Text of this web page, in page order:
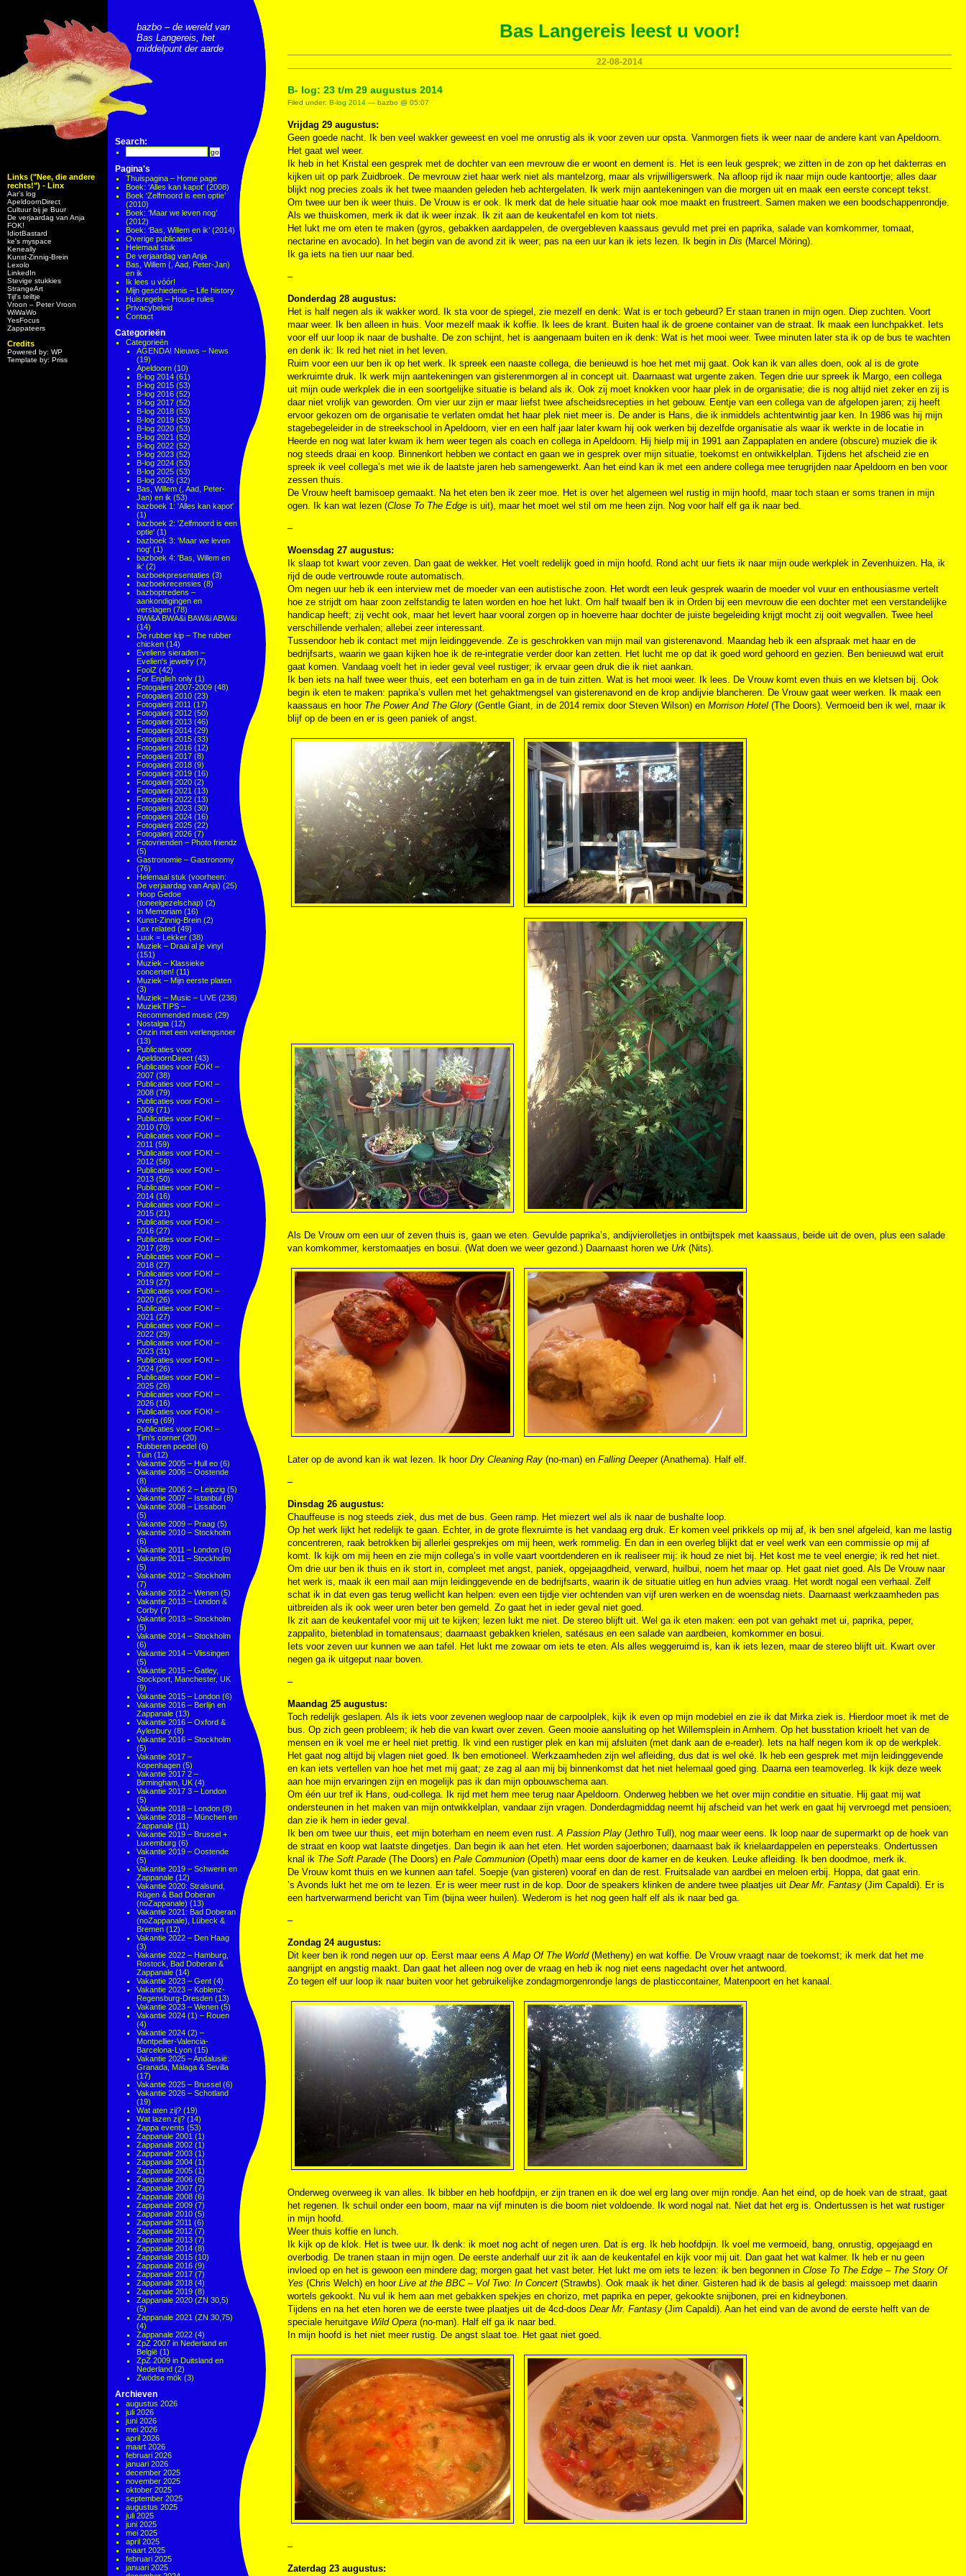
Links ("Nee, die andere
rechts!") - Linx
Aar’s log
ApeldoornDirect
Cultuur bij je Buur
De verjaardag van Anja
FOK!
IdiotBastard
ke's myspace
Keneally
Kunst-Zinnig-Brein
Lexolo
LinkedIn
Stevige stukkies
StrangeArt
Tijl’s teiltje
Vroon – Peter Vroon
WiWaWo
YesFocus
Zappateers
Credits
Powered by: WP
Template by: Priss
bazbo – de wereld van
Bas Langereis, het
middelpunt der aarde
Search:
Pagina's
Thuispagina – Home page
Boek: ‘Alles kan kapot’ (2008)
Boek ‘Zelfmoord is een optie’
(2010)
Boek: ‘Maar we leven nog’
(2012)
Boek: ‘Bas, Willem en ik’ (2014)
Overige publicaties
Helemaal stuk
De verjaardag van Anja
Bas, Willem (, Aad, Peter-Jan)
en ik
Ik lees u vóór!
Mijn geschiedenis – Life history
Huisregels – House rules
Privacybeleid
Contact
Categorieën
Categorieën
AGENDA! Nieuws – News
(19)
Apeldoorn (10)
B-log 2014 (61)
B-log 2015 (53)
B-log 2016 (52)
B-log 2017 (52)
B-log 2018 (53)
B-log 2019 (53)
B-log 2020 (53)
B-log 2021 (52)
B-log 2022 (52)
B-log 2023 (52)
B-log 2024 (53)
B-log 2025 (53)
B-log 2026 (32)
Bas, Willem (, Aad, Peter-
Jan) en ik (53)
bazboek 1: 'Alles kan kapot'
(1)
bazboek 2: 'Zelfmoord is een
optie' (1)
bazboek 3: 'Maar we leven
nog' (1)
bazboek 4: 'Bas, Willem en
ik' (2)
bazboekpresentaties (3)
bazboekrecensies (8)
bazboptredens –
aankondigingen en
verslagen (78)
BWi&A BWA&i BAW&i ABW&i
(14)
De rubber kip – The rubber
chicken (14)
Eveliens sieraden –
Evelien's jewelry (7)
FoolZ (42)
For English only (1)
Fotogalerij 2007-2009 (48)
Fotogalerij 2010 (23)
Fotogalerij 2011 (17)
Fotogalerij 2012 (50)
Fotogalerij 2013 (46)
Fotogalerij 2014 (29)
Fotogalerij 2015 (33)
Fotogalerij 2016 (12)
Fotogalerij 2017 (8)
Fotogalerij 2018 (9)
Fotogalerij 2019 (16)
Fotogalerij 2020 (2)
Fotogalerij 2021 (13)
Fotogalerij 2022 (13)
Fotogalerij 2023 (30)
Fotogalerij 2024 (16)
Fotogalerij 2025 (22)
Fotogalerij 2026 (7)
Fotovrienden – Photo friendz
(5)
Gastronomie – Gastronomy
(76)
Helemaal stuk (voorheen:
De verjaardag van Anja) (25)
Hoop Gedoe
(toneelgezelschap) (2)
In Memoriam (16)
Kunst-Zinnig-Brein (2)
Lex related (49)
Luuk = Lekker (38)
Muziek – Draai al je vinyl
(151)
Muziek – Klassieke
concerten! (11)
Muziek – Mijn eerste platen
(3)
Muziek – Music – LIVE (238)
MuziekTIPS –
Recommended music (29)
Nostalgia (12)
Onzin met een verlengsnoer
(13)
Publicaties voor
ApeldoornDirect (43)
Publicaties voor FOK! –
2007 (38)
Publicaties voor FOK! –
2008 (79)
Publicaties voor FOK! –
2009 (71)
Publicaties voor FOK! –
2010 (70)
Publicaties voor FOK! –
2011 (59)
Publicaties voor FOK! –
2012 (58)
Publicaties voor FOK! –
2013 (50)
Publicaties voor FOK! –
2014 (16)
Publicaties voor FOK! –
2015 (21)
Publicaties voor FOK! –
2016 (27)
Publicaties voor FOK! –
2017 (28)
Publicaties voor FOK! –
2018 (27)
Publicaties voor FOK! –
2019 (27)
Publicaties voor FOK! –
2020 (26)
Publicaties voor FOK! –
2021 (27)
Publicaties voor FOK! –
2022 (29)
Publicaties voor FOK! –
2023 (31)
Publicaties voor FOK! –
2024 (26)
Publicaties voor FOK! –
2025 (26)
Publicaties voor FOK! –
2026 (16)
Publicaties voor FOK! –
overig (69)
Publicaties voor FOK! –
Tim's corner (20)
Rubberen poedel (6)
Tuin (12)
Vakantie 2005 – Hull eo (6)
Vakantie 2006 – Oostende
(8)
Vakantie 2006 2 – Leipzig (5)
Vakantie 2007 – Istanbul (8)
Vakantie 2008 – Lissabon
(5)
Vakantie 2009 – Praag (5)
Vakantie 2010 – Stockholm
(6)
Vakantie 2011 – London (6)
Vakantie 2011 – Stockholm
(5)
Vakantie 2012 – Stockholm
(7)
Vakantie 2012 – Wenen (5)
Vakantie 2013 – London &
Corby (7)
Vakantie 2013 – Stockholm
(5)
Vakantie 2014 – Stockholm
(6)
Vakantie 2014 – Vlissingen
(5)
Vakantie 2015 – Gatley,
Stockport, Manchester, UK
(9)
Vakantie 2015 – London (6)
Vakantie 2016 – Berlijn en
Zappanale (13)
Vakantie 2016 – Oxford &
Aylesbury (8)
Vakantie 2016 – Stockholm
(5)
Vakantie 2017 –
Kopenhagen (5)
Vakantie 2017 2 –
Birmingham, UK (4)
Vakantie 2017 3 – London
(5)
Vakantie 2018 – London (8)
Vakantie 2018 – München en
Zappanale (11)
Vakantie 2019 – Brussel +
Luxemburg (6)
Vakantie 2019 – Oostende
(5)
Vakantie 2019 – Schwerin en
Zappanale (12)
Vakantie 2020: Stralsund,
Rügen & Bad Doberan
(noZappanale) (13)
Vakantie 2021: Bad Doberan
(noZappanale), Lübeck &
Bremen (12)
Vakantie 2022 – Den Haag
(3)
Vakantie 2022 – Hamburg,
Rostock, Bad Doberan &
Zappanale (14)
Vakantie 2023 – Gent (4)
Vakantie 2023 – Koblenz-
Regensburg-Dresden (13)
Vakantie 2023 – Wenen (5)
Vakantie 2024 (1) – Rouen
(4)
Vakantie 2024 (2) –
Montpellier-Valencia-
Barcelona-Lyon (15)
Vakantie 2025 – Andalusië:
Granada, Málaga & Sevilla
(17)
Vakantie 2025 – Brussel (6)
Vakantie 2026 – Schotland
(19)
Wat aten zij? (19)
Wat lazen zij? (14)
Zappa events (53)
Zappanale 2001 (1)
Zappanale 2002 (1)
Zappanale 2003 (1)
Zappanale 2004 (1)
Zappanale 2005 (1)
Zappanale 2006 (6)
Zappanale 2007 (7)
Zappanale 2008 (6)
Zappanale 2009 (7)
Zappanale 2010 (5)
Zappanale 2011 (6)
Zappanale 2012 (7)
Zappanale 2013 (7)
Zappanale 2014 (8)
Zappanale 2015 (10)
Zappanale 2016 (9)
Zappanale 2017 (7)
Zappanale 2018 (4)
Zappanale 2019 (8)
Zappanale 2020 (ZN 30,5)
(5)
Zappanale 2021 (ZN 30,75)
(4)
Zappanale 2022 (4)
ZpZ 2007 in Nederland en
België (1)
ZpZ 2009 in Duitsland en
Nederland (2)
Zwödse mök (3)
Archieven
augustus 2026
juli 2026
juni 2026
mei 2026
april 2026
maart 2026
februari 2026
januari 2026
december 2025
november 2025
oktober 2025
september 2025
augustus 2025
juli 2025
juni 2025
mei 2025
april 2025
maart 2025
februari 2025
januari 2025
Bas Langereis leest u voor!
22-08-2014
B- log: 23 t/m 29 augustus 2014
Filed under: B-log 2014 — bazbo @ 05:07
Vrijdag 29 augustus:
Geen goede nacht. Ik ben veel wakker geweest en voel me onrustig als ik voor zeven uur opsta. Vanmorgen fiets ik weer naar de andere kant van Apeldoorn.
Het gaat wel weer.
Ik heb in het Kristal een gesprek met de dochter van een mevrouw die er woont en dement is. Het is een leuk gesprek; we zitten in de zon op het dakterras en
kijken uit op park Zuidbroek. De mevrouw ziet haar werk niet als mantelzorg, maar als vrijwilligerswerk. Na afloop rijd ik naar mijn oude kantoortje; alles daar
blijkt nog precies zoals ik het twee maanden geleden heb achtergelaten. Ik werk mijn aantekeningen van die morgen uit en maak een eerste concept tekst.
Om twee uur ben ik weer thuis. De Vrouw is er ook. Ik merk dat de hele situatie haar ook moe maakt en frustreert. Samen maken we een boodschappenrondje.
Als we thuiskomen, merk ik dat ik weer inzak. Ik zit aan de keukentafel en kom tot niets.
Het lukt me om eten te maken (gyros, gebakken aardappelen, de overgebleven kaassaus gevuld met prei en paprika, salade van komkommer, tomaat,
nectarine en avocado). In het begin van de avond zit ik weer; pas na een uur kan ik iets lezen. Ik begin in Dis (Marcel Möring).
Ik ga iets na tien uur naar bed.
–
Donderdag 28 augustus:
Het is half negen als ik wakker word. Ik sta voor de spiegel, zie mezelf en denk: Wat is er toch gebeurd? Er staan tranen in mijn ogen. Diep zuchten. Voort
maar weer. Ik ben alleen in huis. Voor mezelf maak ik koffie. Ik lees de krant. Buiten haal ik de groene container van de straat. Ik maak een lunchpakket. Iets
voor elf uur loop ik naar de bushalte. De zon schijnt, het is aangenaam buiten en ik denk: Wat is het mooi weer. Twee minuten later sta ik op de bus te wachten
en denk ik: Ik red het niet in het leven.
Ruim voor een uur ben ik op het werk. Ik spreek een naaste collega, die benieuwd is hoe het met mij gaat. Ook kan ik van alles doen, ook al is de grote
werkruimte druk. Ik werk mijn aantekeningen van gisterenmorgen al in concept uit. Daarnaast wat urgente zaken. Tegen drie uur spreek ik Margo, een collega
uit mijn oude werkplek die in een soortgelijke situatie is beland als ik. Ook zij moet knokken voor haar plek in de organisatie; die is nog altijd niet zeker en zij is
daar niet vrolijk van geworden. Om vier uur zijn er maar liefst twee afscheidsrecepties in het gebouw. Eentje van een collega van de afgelopen jaren; zij heeft
ervoor gekozen om de organisatie te verlaten omdat het haar plek niet meer is. De ander is Hans, die ik inmiddels achtentwintig jaar ken. In 1986 was hij mijn
stagebegeleider in de streekschool in Apeldoorn, vier en een half jaar later kwam hij ook werken bij dezelfde organisatie als waar ik werkte in de locatie in
Heerde en nog wat later kwam ik hem weer tegen als coach en collega in Apeldoorn. Hij hielp mij in 1991 aan Zappaplaten en andere (obscure) muziek die ik
nog steeds draai en koop. Binnenkort hebben we contact en gaan we in gesprek over mijn situatie, toekomst en ontwikkelplan. Tijdens het afscheid zie en
spreek ik veel collega’s met wie ik de laatste jaren heb samengewerkt. Aan het eind kan ik met een andere collega mee terugrijden naar Apeldoorn en ben voor
zessen thuis.
De Vrouw heeft bamisoep gemaakt. Na het eten ben ik zeer moe. Het is over het algemeen wel rustig in mijn hoofd, maar toch staan er soms tranen in mijn
ogen. Ik kan wat lezen (Close To The Edge is uit), maar het moet wel stil om me heen zijn. Nog voor half elf ga ik naar bed.
–
Woensdag 27 augustus:
Ik slaap tot kwart voor zeven. Dan gaat de wekker. Het voelt redelijk goed in mijn hoofd. Rond acht uur fiets ik naar mijn oude werkplek in Zevenhuizen. Ha, ik
rijd de oude vertrouwde route automatisch.
Om negen uur heb ik een interview met de moeder van een autistische zoon. Het wordt een leuk gesprek waarin de moeder vol vuur en enthousiasme vertelt
hoe ze strijdt om haar zoon zelfstandig te laten worden en hoe het lukt. Om half twaalf ben ik in Orden bij een mevrouw die een dochter met een verstandelijke
handicap heeft; zij vecht ook, maar het levert haar vooral zorgen op in hoeverre haar dochter de juiste begeleiding krijgt mocht zij ooit wegvallen. Twee heel
verschillende verhalen; allebei zeer interessant.
Tussendoor heb ik contact met mijn leidinggevende. Ze is geschrokken van mijn mail van gisterenavond. Maandag heb ik een afspraak met haar en de
bedrijfsarts, waarin we gaan kijken hoe ik de re-integratie verder door kan zetten. Het lucht me op dat ik goed word gehoord en gezien. Ben benieuwd wat eruit
gaat komen. Vandaag voelt het in ieder geval veel rustiger; ik ervaar geen druk die ik niet aankan.
Ik ben iets na half twee weer thuis, eet een boterham en ga in de tuin zitten. Wat is het mooi weer. Ik lees. De Vrouw komt even thuis en we kletsen bij. Ook
begin ik eten te maken: paprika’s vullen met het gehaktmengsel van gisterenavond en de krop andijvie blancheren. De Vrouw gaat weer werken. Ik maak een
kaassaus en hoor The Power And The Glory (Gentle Giant, in de 2014 remix door Steven Wilson) en Morrison Hotel (The Doors). Vermoeid ben ik wel, maar ik
blijf op de been en er is geen paniek of angst.
Als De Vrouw om een uur of zeven thuis is, gaan we eten. Gevulde paprika’s, andijvierolletjes in ontbijtspek met kaassaus, beide uit de oven, plus een salade
van komkommer, kerstomaatjes en bosui. (Wat doen we weer gezond.) Daarnaast horen we Urk (Nits).
Later op de avond kan ik wat lezen. Ik hoor Dry Cleaning Ray (no-man) en Falling Deeper(Anathema). Half elf.
–
Dinsdag 26 augustus:
Chauffeuse is nog steeds ziek, dus met de bus. Geen ramp. Het miezert wel als ik naar de bushalte loop.
Op het werk lijkt het redelijk te gaan. Echter, in de grote flexruimte is het vandaag erg druk. Er komen veel prikkels op mij af, ik ben snel afgeleid, kan me lastig
concentreren, raak betrokken bij allerlei gesprekjes om mij heen, werk rommelig. En dan in een overleg blijkt dat er veel werk van een commissie op mij af
komt. Ik kijk om mij heen en zie mijn collega’s in volle vaart voortdenderen en ik realiseer mij: ik houd ze niet bij. Het kost me te veel energie; ik red het niet.
Om drie uur ben ik thuis en ik stort in, compleet met angst, paniek, opgejaagdheid, verward, huilbui, noem het maar op. Het gaat niet goed. Als De Vrouw naar
het werk is, maak ik een mail aan mijn leidinggevende en de bedrijfsarts, waarin ik de situatie uitleg en hun advies vraag. Het wordt nogal een verhaal. Zelf
schat ik in dat even gas terug wellicht kan helpen: even een tijdje vier ochtenden van vijf uren werken en de woensdag niets. Daarnaast werkzaamheden pas
uitbreiden als ik ook weer uren beter ben gemeld. Zo gaat het in ieder geval niet goed.
Ik zit aan de keukentafel voor mij uit te kijken; lezen lukt me niet. De stereo blijft uit. Wel ga ik eten maken: een pot van gehakt met ui, paprika, peper,
zappalito, bietenblad in tomatensaus; daarnaast gebakken krielen, satésaus en een salade van aardbeien, komkommer en bosui.
Iets voor zeven uur kunnen we aan tafel. Het lukt me zowaar om iets te eten. Als alles weggeruimd is, kan ik iets lezen, maar de stereo blijft uit. Kwart over
negen ga ik uitgeput naar boven.
–
Maandag 25 augustus:
Toch redelijk geslapen. Als ik iets voor zevenen wegloop naar de carpoolplek, kijk ik even op mijn modebiel en zie ik dat Mirka ziek is. Hierdoor moet ik met de
bus. Op zich geen probleem; ik heb die van kwart over zeven. Geen mooie aansluiting op het Willemsplein in Arnhem. Op het busstation krioelt het van de
mensen en ik voel me er heel niet prettig. Ik vind een rustiger plek en kan mij afsluiten (met dank aan de e-reader). Iets na half negen kom ik op de werkplek.
Het gaat nog altijd bij vlagen niet goed. Ik ben emotioneel. Werkzaamheden zijn wel afleiding, dus dat is wel oké. Ik heb een gesprek met mijn leidinggevende
en kan iets vertellen van hoe het met mij gaat; ze zag al aan mij bij binnenkomst dat het niet helemaal goed ging. Daarna een teamoverleg. Ik kijk deze week
aan hoe mijn ervaringen zijn en mogelijk pas ik dan mijn opbouwschema aan.
Om één uur tref ik Hans, oud-collega. Ik rijd met hem mee terug naar Apeldoorn. Onderweg hebben we het over mijn conditie en situatie. Hij gaat mij wat
ondersteunen in het maken van mijn ontwikkelplan, vandaar zijn vragen. Donderdagmiddag neemt hij afscheid van het werk en gaat hij vervroegd met pensioen;
dan zie ik hem in ieder geval.
Ik ben om twee uur thuis, eet mijn boterham en neem even rust.A Passion Play (Jethro Tull), nog maar weer eens. Ik loop naar de supermarkt op de hoek van
de straat en koop wat laatste dingetjes. Dan begin ik aan het eten. Het worden sajoerbonen; daarnaast bak ik krielaardappelen en pepersteaks. Ondertussen
knal ik The Soft Parade (The Doors) en Pale Communion (Opeth) maar eens door de kamer en de keuken. Leuke afleiding. Ik ben doodmoe, merk ik.
De Vrouw komt thuis en we kunnen aan tafel. Soepje (van gisteren) vooraf en dan de rest. Fruitsalade van aardbei en meloen erbij. Hoppa, dat gaat erin.
’s Avonds lukt het me om te lezen. Er is weer meer rust in de kop. Door de speakers klinken de andere twee plaatjes uit Dear Mr. Fantasy (Jim Capaldi). Er is
een hartverwarmend bericht van Tim (bijna weer huilen). Wederom is het nog geen half elf als ik naar bed ga.
–
Zondag 24 augustus:
Dit keer ben ik rond negen uur op. Eerst maar eensA Map Of The World(Metheny) en wat koffie. De Vrouw vraagt naar de toekomst; ik merk dat het me
aangrijpt en angstig maakt. Dan gaat het alleen nog over de vraag en heb ik nog niet eens nagedacht over het antwoord.
Zo tegen elf uur loop ik naar buiten voor het gebruikelijke zondagmorgenrondje langs de plasticcontainer, Matenpoort en het kanaal.
Onderweg overweeg ik van alles. Ik bibber en heb hoofdpijn, er zijn tranen en ik doe wel erg lang over mijn rondje. Aan het eind, op de hoek van de straat, gaat
het regenen. Ik schuil onder een boom, maar na vijf minuten is die boom niet voldoende. Ik word nogal nat. Niet dat het erg is. Ondertussen is het wat rustiger
in mijn hoofd.
Weer thuis koffie en lunch.
Ik kijk op de klok. Het is twee uur. Ik denk: ik moet nog acht of negen uren. Dat is erg. Ik heb hoofdpijn. Ik voel me vermoeid, bang, onrustig, opgejaagd en
overbodig. De tranen staan in mijn ogen. De eerste anderhalf uur zit ik aan de keukentafel en kijk voor mij uit. Dan gaat het wat kalmer. Ik heb er nu geen
invloed op en het is gewoon een mindere dag; morgen gaat het vast beter. Het lukt me om iets te lezen: ik ben begonnen in Close To The Edge – The Story Of
Yes (Chris Welch) en hoor Live at the BBC – Vol Two: In Concert (Strawbs). Ook maak ik het diner. Gisteren had ik de basis al gelegd: maissoep met daarin
wortels gekookt. Nu vul ik hem aan met gebakken spekjes en chorizo, met paprika en peper, gekookte snijbonen, prei en kidneybonen.
Tijdens en na het eten horen we de eerste twee plaatjes uit de 4cd-doos Dear Mr. Fantasy (Jim Capaldi). Aan het eind van de avond de eerste helft van de
speciale heruitgave Wild Opera (no-man). Half elf ga ik naar bed.
In mijn hoofd is het niet meer rustig. De angst slaat toe. Het gaat niet goed.
–
Zaterdag 23 augustus: